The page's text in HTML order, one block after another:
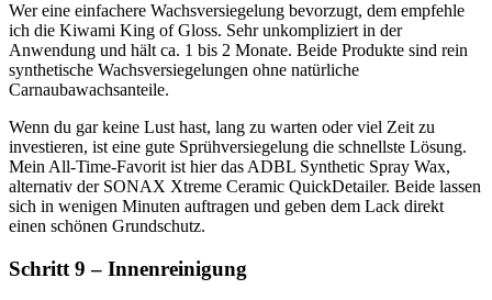
Wer eine einfachere Wachsversiegelung bevorzugt, dem empfehle
ich die Kiwami King of Gloss. Sehr unkompliziert in der
Anwendung und hält ca. 1 bis 2 Monate. Beide Produkte sind rein
synthetische Wachsversiegelungen ohne natürliche
Carnaubawachsanteile.
Wenn du gar keine Lust hast, lang zu warten oder viel Zeit zu
investieren, ist eine gute Sprühversiegelung die schnellste Lösung.
Mein All-Time-Favorit ist hier das ADBL Synthetic Spray Wax,
alternativ der SONAX Xtreme Ceramic QuickDetailer. Beide lassen
sich in wenigen Minuten auftragen und geben dem Lack direkt
einen schönen Grundschutz.
Schritt 9 – Innenreinigung